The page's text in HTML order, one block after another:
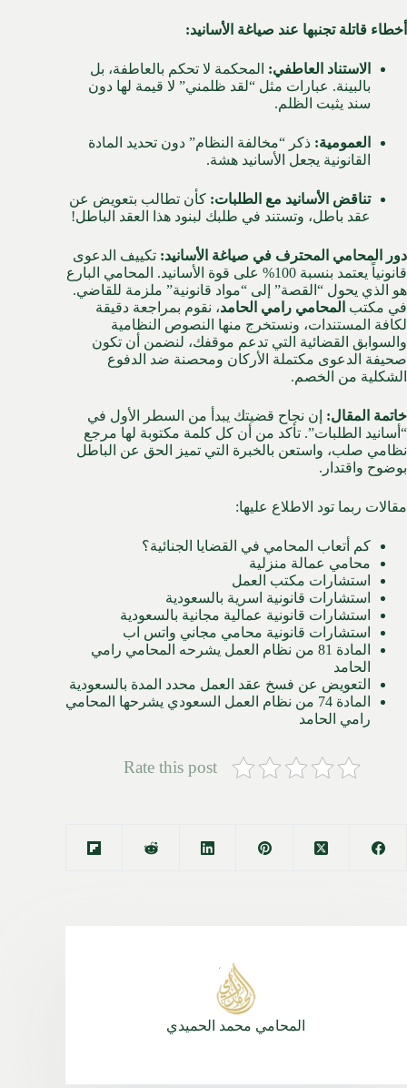
أخطاء قاتلة تجنبها عند صياغة الأسانيد:
الاستناد العاطفي: المحكمة لا تحكم بالعاطفة، بل
بالبينة. عبارات مثل “لقد ظلمني” لا قيمة لها دون
سند يثبت الظلم.
العمومية: ذكر “مخالفة النظام” دون تحديد المادة
القانونية يجعل الأسانيد هشة.
تناقض الأسانيد مع الطلبات: كأن تطالب بتعويض عن
عقد باطل، وتستند في طلبك لبنود هذا العقد الباطل!
دور المحامي المحترف في صياغة الأسانيد: تكييف الدعوى
قانونياً يعتمد بنسبة 100% على قوة الأسانيد. المحامي البارع
هو الذي يحول “القصة” إلى “مواد قانونية” ملزمة للقاضي.
في مكتب المحامي رامي الحامد، نقوم بمراجعة دقيقة
لكافة المستندات، ونستخرج منها النصوص النظامية
والسوابق القضائية التي تدعم موقفك، لنضمن أن تكون
صحيفة الدعوى مكتملة الأركان ومحصنة ضد الدفوع
الشكلية من الخصم.
خاتمة المقال: إن نجاح قضيتك يبدأ من السطر الأول في
“أسانيد الطلبات”. تأكد من أن كل كلمة مكتوبة لها مرجع
نظامي صلب، واستعن بالخبرة التي تميز الحق عن الباطل
بوضوح واقتدار.
مقالات ربما تود الاطلاع عليها:
كم أتعاب المحامي في القضايا الجنائية؟
محامي عمالة منزلية
استشارات مكتب العمل
استشارات قانونية اسرية بالسعودية
استشارات قانونية عمالية مجانية بالسعودية
استشارات قانونية محامي مجاني واتس اب
المادة 81 من نظام العمل يشرحه المحامي رامي
الحامد
التعويض عن فسخ عقد العمل محدد المدة بالسعودية
المادة 74 من نظام العمل السعودي يشرحها المحامي
رامي الحامد
Rate this post
المحامي محمد الحميدي